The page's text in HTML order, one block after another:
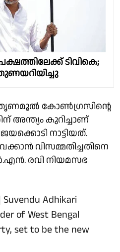
ടിവികെ;
തൃണമൂല്‍ കോണ്‍ഗ്രസിന്റെ
അന്ത്യം കുറിച്ചാണ്
നാട്ടിയത്.
വിസമ്മതിച്ചതിനെ
രവി നിയമസഭ
Suvendu Adhikari
of West Bengal
set to be the new